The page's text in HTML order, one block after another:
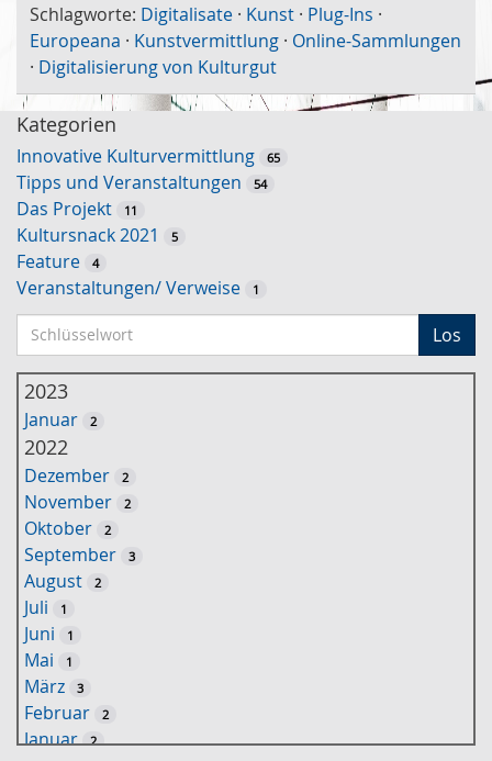
Schlagworte: Digitalisate · Kunst · Plug-Ins ·
Europeana · Kunstvermittlung · Online-Sammlungen
· Digitalisierung von Kulturgut
Kategorien
Innovative Kulturvermittlung 65
Tipps und Veranstaltungen 54
Das Projekt 11
Kultursnack 2021 5
Feature 4
Veranstaltungen/ Verweise 1
c
h
ü
w
o
r
u
c
Los
2023
Januar 2
2022
Dezember 2
November 2
Oktober 2
September 3
August 2
Juli 1
Juni 1
Mai 1
März 3
Februar 2
Januar 2